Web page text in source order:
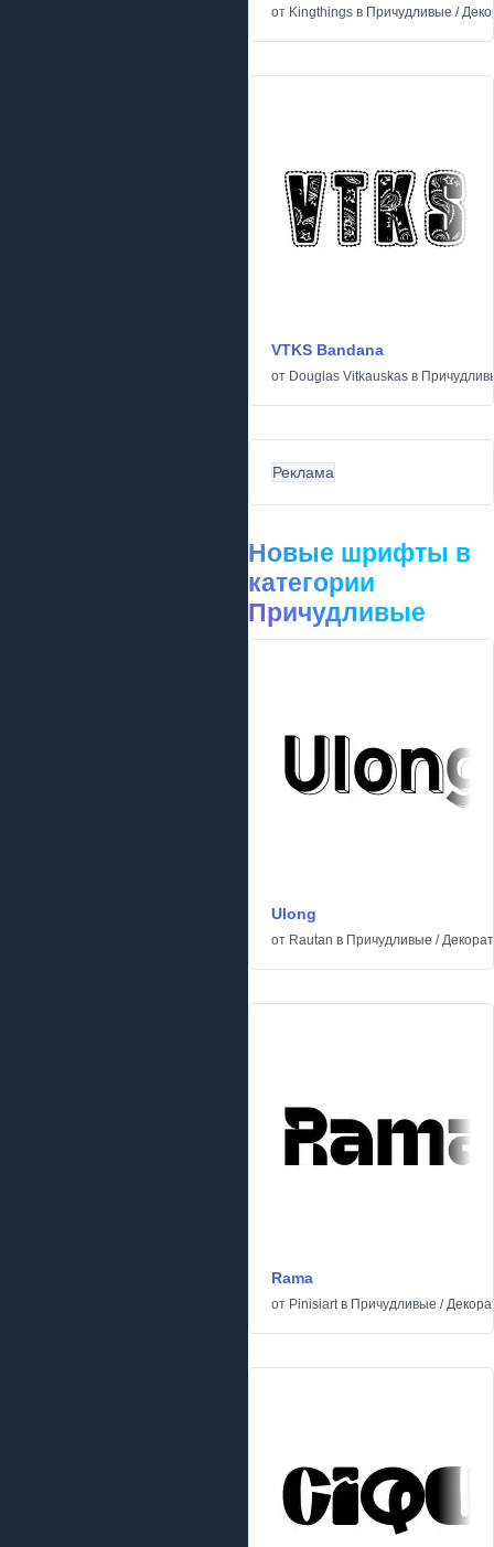
от Kingthings в Причудливые /
VTKS Bandana
от Douglas Vitkauskas в
Реклама
Новые шрифты в
категории
Причудливые
Ulong
от Rautan в Причудливые /
Rama
от Pinisiartв Причудливые /